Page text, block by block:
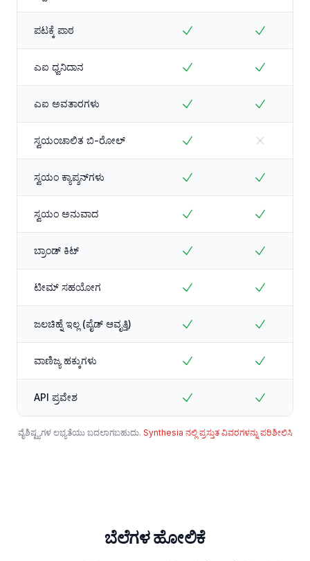
ಪಟಕ್ಕೆ ಪಾಠ
ಎಐ ಧ್ವನಿದಾನ
ಎಐ ಅವತಾರಗಳು
ಸ್ವಯಂಚಾಲಿತ ಬಿ-ರೋಲ್
ಸ್ವಯಂ ಕ್ಯಾಪ್ಶನ್‌ಗಳು
ಸ್ವಯಂ ಅನುವಾದ
ಬ್ರಾಂಡ್ ಕಿಟ್
ಟೀಮ್ ಸಹಯೋಗ
ಜಲಚಿಹ್ನೆ ಇಲ್ಲ (ಪೈಡ್ ಆವೃತ್ತಿ)
ವಾಣಿಜ್ಯ ಹಕ್ಕುಗಳು
API ಪ್ರವೇಶ
ವೈಶಿಷ್ಟ್ಯಗಳ ಲಭ್ಯತೆಯು ಬದಲಾಗಬಹುದು. Synthesia ನಲ್ಲಿ ಪ್ರಸ್ತುತ ವಿವರಗಳನ್ನು ಪರಿಶೀಲಿಸಿ
ಬೆಲೆಗಳ ಹೋಲಿಕೆ